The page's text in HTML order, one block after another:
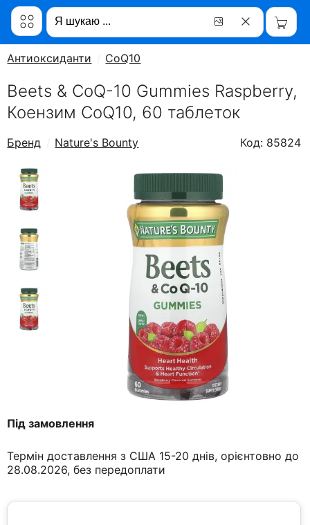
Антиоксиданти CoQ10
Beets & CoQ-10 Gummies Raspberry,
Коензим CoQ10, 60 таблеток
Бренд Nature's Bounty Код: 85824
Під замовлення
Термін доставлення з США 15-20 днів, орієнтовно до
28.08.2026, без передоплати